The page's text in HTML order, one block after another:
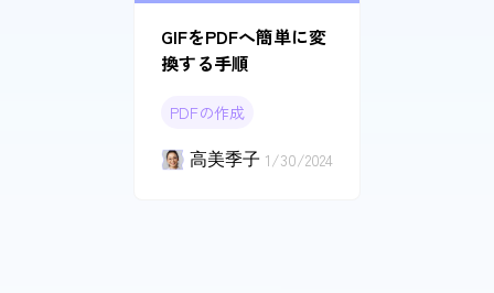
GIFをPDFへ簡単に変
換する手順
PDFの作成
高美季子 1/30/2024